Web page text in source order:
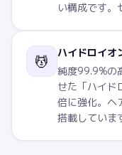
い構成です。
💆
ハイドロイオ
純度99.9%の
せた「ハイド
倍に強化。ヘ
搭載していま